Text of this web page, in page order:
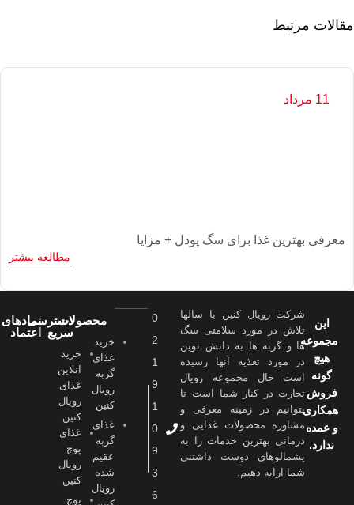
مقالات مرتبط
11 مرداد
معرفی بهترین غذا برای سگ پودل + مزایا
مطالعه بیشتر
این
مجموعه
هیچ
گونه
فروش
همکاری
و عمده
ندارد.
شرکت رویال کنین با سالها
تلاش در مورد سلامتی سگ
ها و گربه ها به دانش نوین
در مورد تغذیه آنها رسیده
است حال مجموعه رویال
تجارت در کنار شما است تا
بتوانیم در زمینه معرفی و
مشاوره محصولات غذایی و
درمانی بهترین خدمات را به
پشمالوهای دوست داشتنی
شما ارايه دهیم.
0
2
1
9
1
0
9
3
6
محصولات
خرید
غذای
گربه
رویال
کنین
غذای
گربه
عقیم
شده
رویال
دسترسی
سریع
خرید
آنلاین
غذای
رویال
کنین
غذای
پوچ
رویال
کنین
پوچ
نمادهای
اعتماد